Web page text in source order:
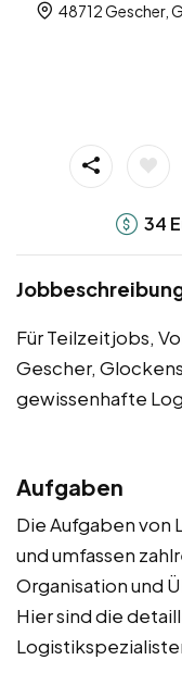
48712 Gescher,
34
Für Teilzeitjobs,
Gescher,
gewissenhafte
Aufgaben
Die Aufgaben von
und umfassen
Organisation und
Hier sind die